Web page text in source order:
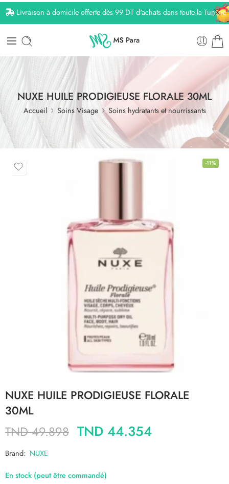
Livraison à domicile offerte dès 99 DT d'achats dans toute la Tunisie
NUXE HUILE PRODIGIEUSE FLORALE 30ML
Accueil Soins Visage Soins hydratants et nourrissants
-11%
NUXE HUILE PRODIGIEUSE FLORALE
30ML
TND49.898 TND 44.354
Brand: NUXE
En stock (peut être commandé)